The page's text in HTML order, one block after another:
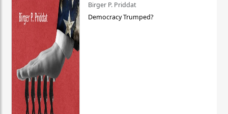
Birger P. Priddat
Democracy Trumped?